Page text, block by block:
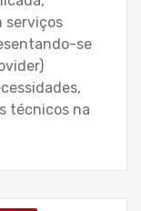
serviços
se
técnicos na